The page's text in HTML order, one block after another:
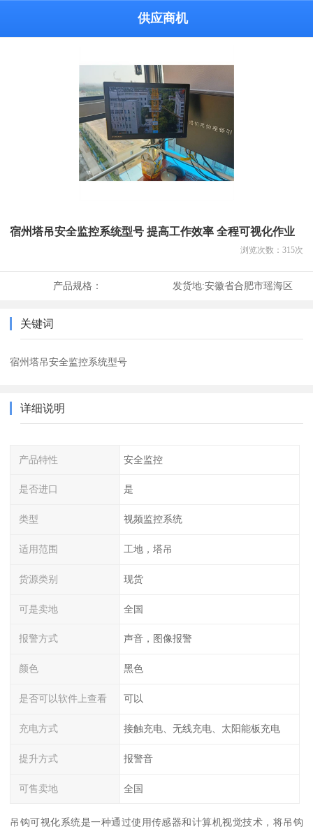
供应商机
宿州塔吊安全监控系统型号 提高工作效率 全程可视化作业
浏览次数： 315次
产品规格： 发货地:安徽省合肥市瑶海区
关键词
宿州塔吊安全监控系统型号
详细说明
产品特性 安全监控
是否进口 是
类型 视频监控系统
适用范围 工地，塔吊
货源类别 现货
可是卖地 全国
报警方式 声音，图像报警
颜色 黑色
是否可以软件上查看 可以
充电方式 接触充电、无线充电、太阳能板充电
提升方式 报警音
可售卖地 全国
吊钩可视化系统是一种通过使用传感器和计算机视觉技术，将吊钩